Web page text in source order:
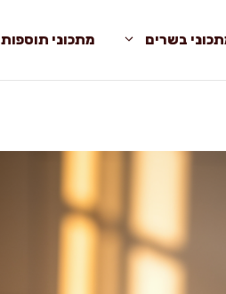
בשרים מתכוני תוספות